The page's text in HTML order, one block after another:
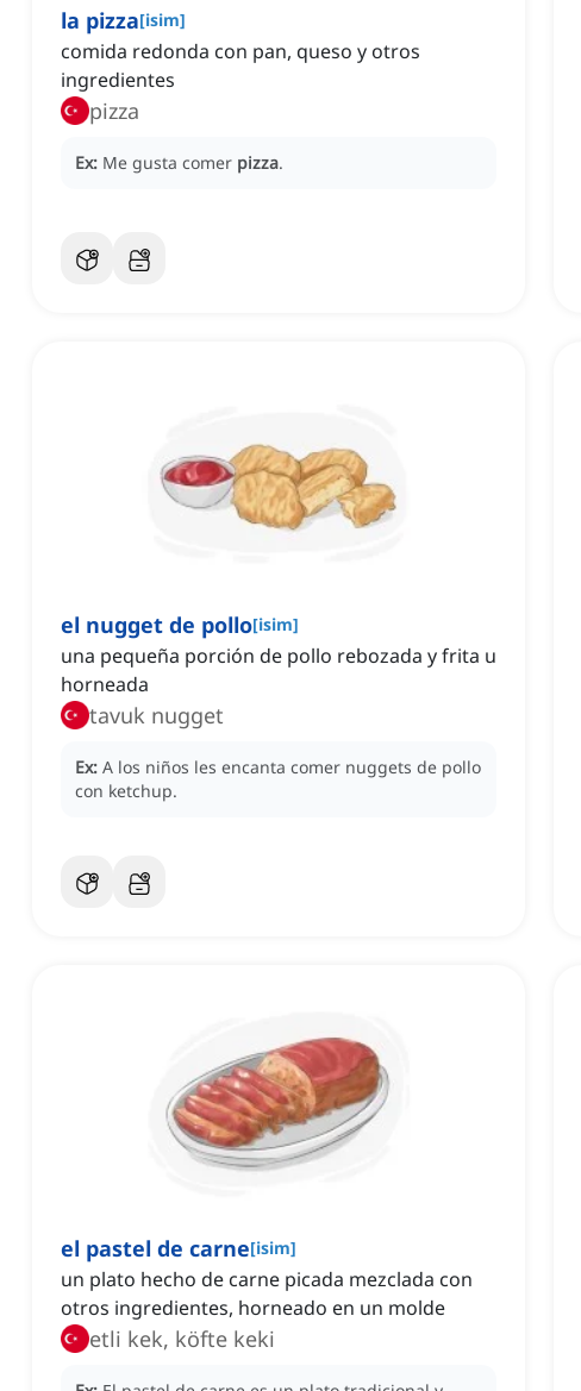
la pizza[isim]
comida redonda con pan, queso y otros
ingredientes
pizza
Ex: Me gusta comer pizza.
el nugget de pollo[isim]
una pequeña porción de pollo rebozada y frita u
horneada
tavuk nugget
Ex: A los niños les encanta comer nuggets de pollo
con ketchup.
el pastel de carne[isim]
un plato hecho de carne picada mezclada con
otros ingredientes, horneado en un molde
etli kek, köfte keki